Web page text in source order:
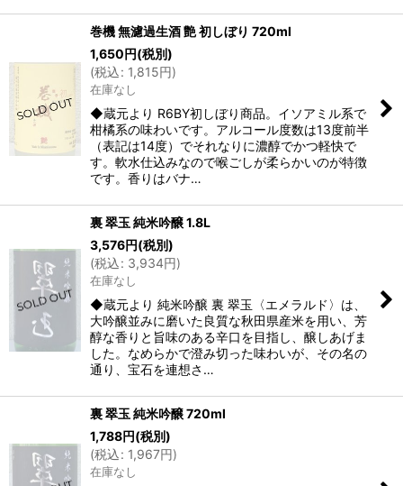
巻機 無濾過生酒 艶 初しぼり 720ml
1,650円(税別)
(税込: 1,815円)
在庫なし
◆蔵元より R6BY初しぼり商品。イソアミル系で
柑橘系の味わいです。アルコール度数は13度前半
（表記は14度）でそれなりに濃醇でかつ軽快で
す。軟水仕込みなので喉ごしが柔らかいのが特徴
です。香りはバナ…
裏 翠玉 純米吟醸 1.8L
3,576円(税別)
(税込: 3,934円)
在庫なし
◆蔵元より 純米吟醸 裏 翠玉〈エメラルド〉は、
大吟醸並みに磨いた良質な秋田県産米を用い、芳
醇な香りと旨味のある辛口を目指し、醸しあげま
した。なめらかで澄み切った味わいが、その名の
通り、宝石を連想さ…
裏 翠玉 純米吟醸 720ml
1,788円(税別)
(税込: 1,967円)
在庫なし